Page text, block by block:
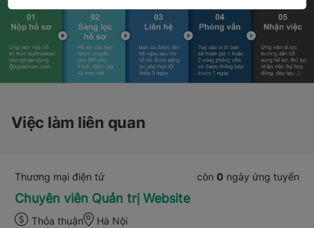
Việc làm liên quan
Thương mại điện tử còn 0 ngày ứng tuyển
Chuyên viên Quản trị Website
Thỏa thuận Hà Nội